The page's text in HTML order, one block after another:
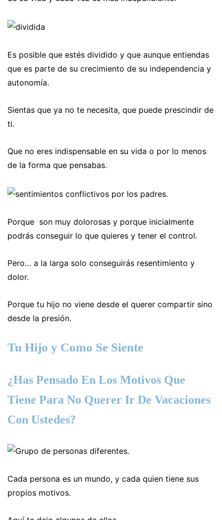
Es posible que estés dividido y que aunque entiendas
que es parte de su crecimiento de su independencia y
autonomía.
Sientas que ya no te necesita, que puede prescindir de
ti.
Que no eres indispensable en su vida o por lo menos
de la forma que pensabas.
Porque son muy dolorosas y porque inicialmente
podrás conseguir lo que quieres y tener el control.
Pero… a la larga solo conseguirás resentimiento y
dolor.
Porque tu hijo no viene desde el querer compartir sino
desde la presión.
Tu Hijo y Como Se Siente
¿Has Pensado En Los Motivos Que
Tiene Para No Querer Ir De Vacaciones
Con Ustedes?
Cada persona es un mundo, y cada quien tiene sus
propios motivos.